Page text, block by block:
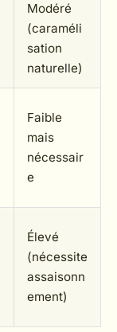
Modéré
(caraméli
sation
naturelle)
Faible
mais
nécessair
e
Élevé
(nécessite
assaisonn
ement)